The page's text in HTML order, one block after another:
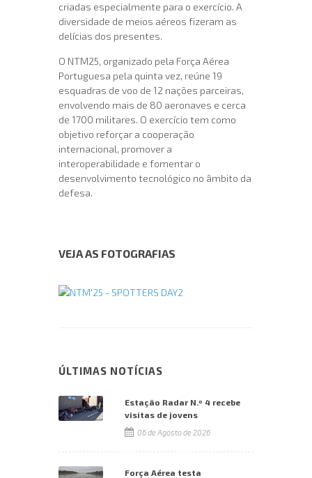
criadas especialmente para o exercício. A
diversidade de meios aéreos fizeram as
delícias dos presentes.
O NTM25, organizado pela Força Aérea
Portuguesa pela quinta vez, reúne 19
esquadras de voo de 12 nações parceiras,
envolvendo mais de 80 aeronaves e cerca
de 1700 militares. O exercício tem como
objetivo reforçar a cooperação
internacional, promover a
interoperabilidade e fomentar o
desenvolvimento tecnológico no âmbito da
defesa.
VEJA AS FOTOGRAFIAS
ÚLTIMAS NOTÍCIAS
Estação Radar N.º 4 recebe
visitas de jovens
06 de Agosto de 2026
Força Aérea testa